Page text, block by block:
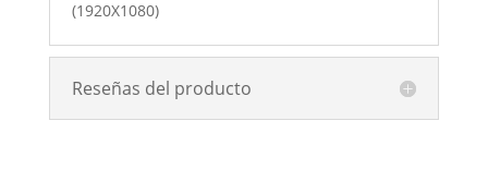
(1920X1080)
Reseñas del producto